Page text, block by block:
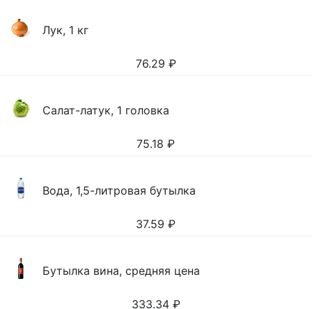
Лук, 1 кг
76.29 ₽
Салат-латук, 1 головка
75.18 ₽
Вода, 1,5-литровая бутылка
37.59 ₽
Бутылка вина, средняя цена
333.34 ₽